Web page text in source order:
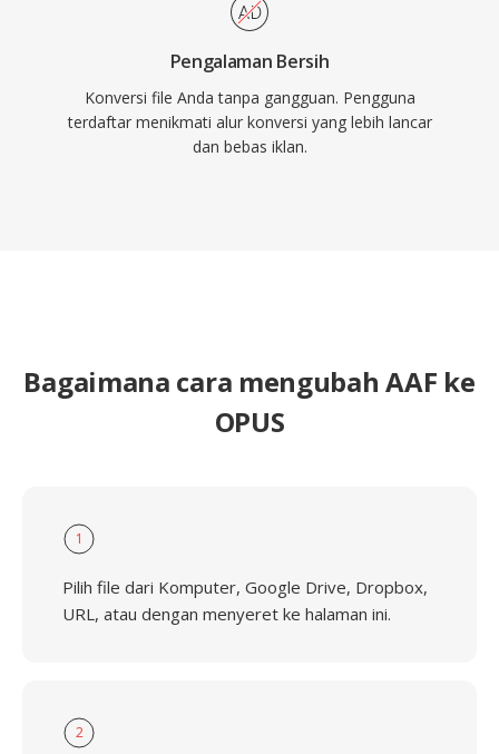
Pengalaman Bersih
Konversi file Anda tanpa gangguan. Pengguna
terdaftar menikmati alur konversi yang lebih lancar
dan bebas iklan.
Bagaimana cara mengubah AAF ke
OPUS
1
Pilih file dari Komputer, Google Drive, Dropbox,
URL, atau dengan menyeret ke halaman ini.
2